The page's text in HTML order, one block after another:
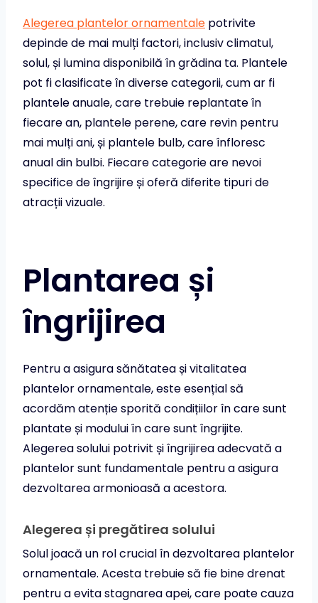
Alegerea plantelor ornamentale potrivite
depinde de mai mulți factori, inclusiv climatul,
solul, și lumina disponibilă în grădina ta. Plantele
pot fi clasificate în diverse categorii, cum ar fi
plantele anuale, care trebuie replantate în
fiecare an, plantele perene, care revin pentru
mai mulți ani, și plantele bulb, care înfloresc
anual din bulbi. Fiecare categorie are nevoi
specifice de îngrijire și oferă diferite tipuri de
atracții vizuale.
Plantarea și
îngrijirea
Pentru a asigura sănătatea și vitalitatea
plantelor ornamentale, este esențial să
acordăm atenție sporită condițiilor în care sunt
plantate și modului în care sunt îngrijite.
Alegerea solului potrivit și îngrijirea adecvată a
plantelor sunt fundamentale pentru a asigura
dezvoltarea armonioasă a acestora.
Alegerea și pregătirea solului
Solul joacă un rol crucial în dezvoltarea plantelor
ornamentale. Acesta trebuie să fie bine drenat
pentru a evita stagnarea apei, care poate cauza